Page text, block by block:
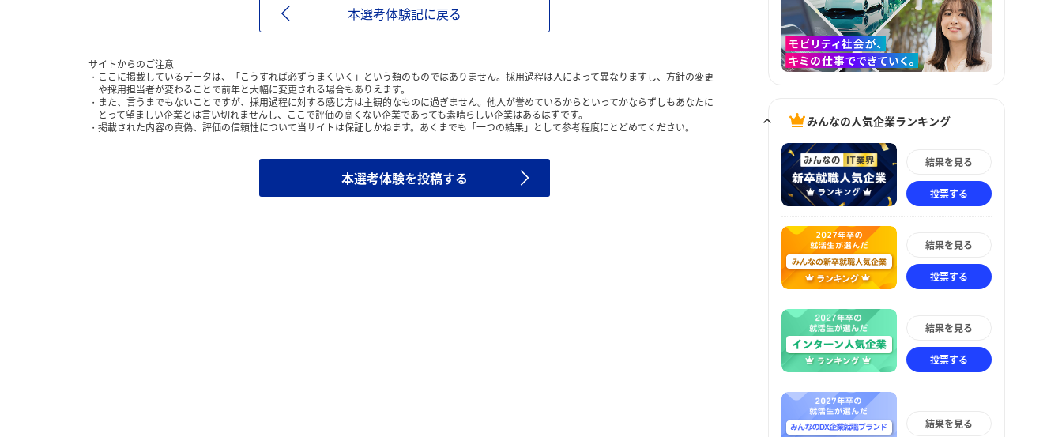
本選考体験記に戻る
サイトからのご注意
ここに掲載しているデータは、「こうすれば必ずうまくいく」という類のものではありません。採用過程は人によって異なりますし、方針の変更
や採用担当者が変わることで前年と大幅に変更される場合もありえます。
また、言うまでもないことですが、採用過程に対する感じ方は主観的なものに過ぎません。他人が誉めているからといってかならずしもあなたに
とって望ましい企業とは言い切れませんし、ここで評価の高くない企業であっても素晴らしい企業はあるはずです。
掲載された内容の真偽、評価の信頼性について当サイトは保証しかねます。あくまでも「一つの結果」として参考程度にとどめてください。
本選考体験を投稿する
みんなの人気企業ランキング
結果を見る
投票する
結果を見る
投票する
結果を見る
投票する
結果を見る